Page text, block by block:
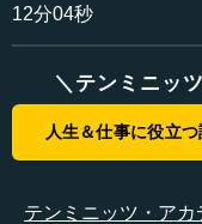
文明、高度成長をよ
います。
12分04秒
＼テンミニッ
人生＆仕事に役立
テンミニッツ・アカ